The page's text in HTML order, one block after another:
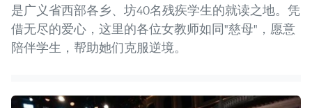
是广义省西部各乡、坊40名残疾学生的就读之地。凭
借无尽的爱心，这里的各位女教师如同"慈母"，愿意
陪伴学生，帮助她们克服逆境。